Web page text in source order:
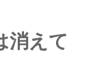
消えて